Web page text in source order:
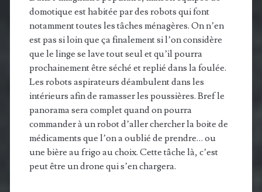
domotique est habitée par des robots qui font
notamment toutes les tâches ménagères. On n’en
est pas si loin que ça finalement si l’on considère
que le linge se lave tout seul et qu’il pourra
prochainement être séché et replié dans la foulée.
Les robots aspirateurs déambulent dans les
intérieurs afin de ramasser les poussières. Bref le
panorama sera complet quand on pourra
commander à un robot d’aller chercher la boite de
médicaments que l’on a oublié de prendre… ou
une bière au frigo au choix. Cette tâche là, c’est
peut être un drone qui s’en chargera.